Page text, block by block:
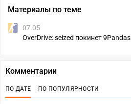
Материалы по теме
07.05
OverDrive: seized покинет 9Pandas
Комментарии
ПО ДАТЕ ПО ПОПУЛЯРНОСТИ